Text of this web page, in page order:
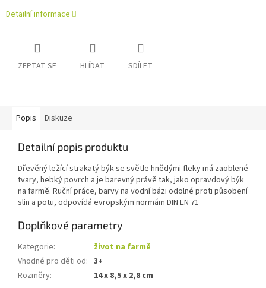
Detailní informace
ZEPTAT SE HLÍDAT SDÍLET
Popis Diskuze
Detailní popis produktu
Dřevěný ležící strakatý býk se světle hnědými fleky má zaoblené
tvary, hebký povrch a je barevný právě tak, jako opravdový býk
na farmě. Ruční práce, barvy na vodní bázi odolné proti působení
slin a potu, odpovídá evropským normám DIN EN 71
Doplňkové parametry
Kategorie:
život na farmě
Vhodné pro děti od: 3+
Rozměry: 14 x 8,5 x 2,8 cm